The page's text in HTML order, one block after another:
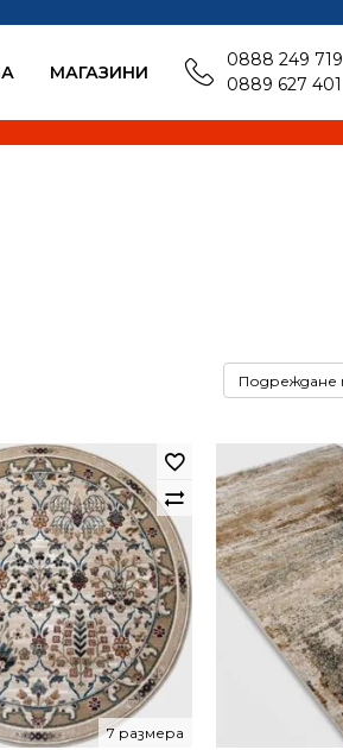
MАГАЗИНИ
0888 249 719
0889 627 401
7 размера